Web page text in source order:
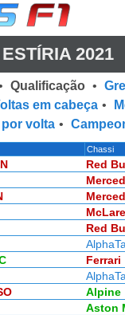
ESTÍRIA 2021
Qualificação •
em cabeça •
volta •
Chassi
Red
Red
Ferrari
Alpine
Aston